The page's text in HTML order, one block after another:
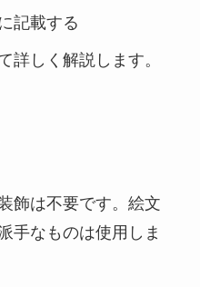
に記載する
詳しく解説します。
飾は不要です。絵文
手なものは使用しま